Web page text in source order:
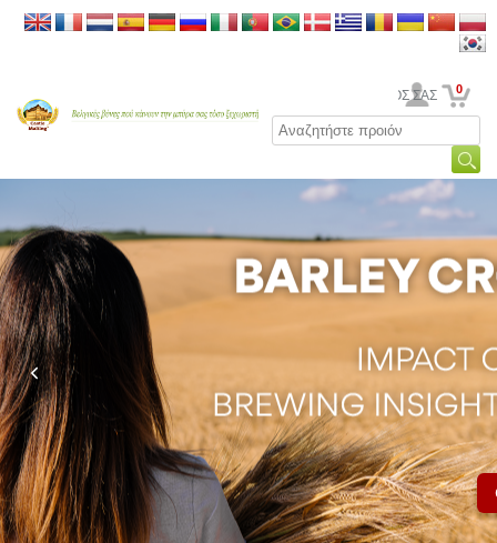
Ο ΛΟΓΑΡΙΑΣΜΟΣ ΣΑΣ 0